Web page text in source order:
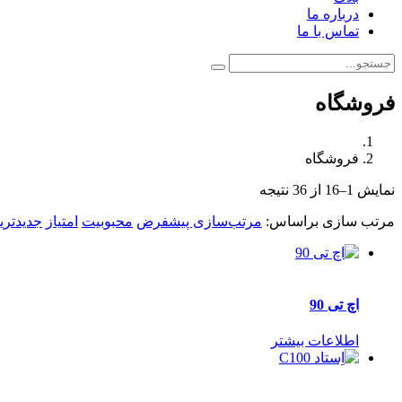
درباره ما
تماس با ما
فروشگاه
فروشگاه
نمایش 1–16 از 36 نتیجه
مرتب سازی براساس: مرتب‌سازی پیشفرض محبوبیت امتیاز
اچ تی 90
اطلاعات بیشتر